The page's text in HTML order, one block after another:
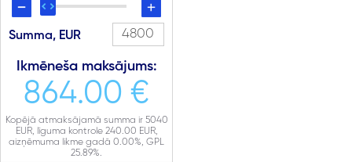
Summa, EUR
Ikmēneša maksājums:
864.00 €
Kopējā atmaksājamā summa ir 5040
EUR, līguma kontrole 240.00 EUR,
aizņēmuma likme gadā 0.00%, GPL
25.89%.